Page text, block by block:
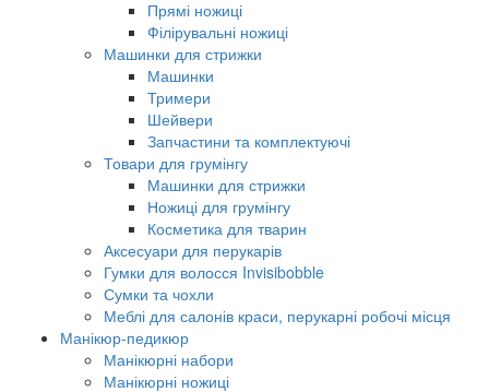
Прямі ножиці
Філірувальні ножиці
Машинки для стрижки
Машинки
Тримери
Шейвери
Запчастини та комплектуючі
Товари для грумінгу
Машинки для стрижки
Ножиці для грумінгу
Косметика для тварин
Аксесуари для перукарів
Гумки для волосся Invisibobble
Сумки та чохли
Меблі для салонів краси, перукарні робочі місця
Манікюр-педикюр
Манікюрні набори
Манікюрні ножиці